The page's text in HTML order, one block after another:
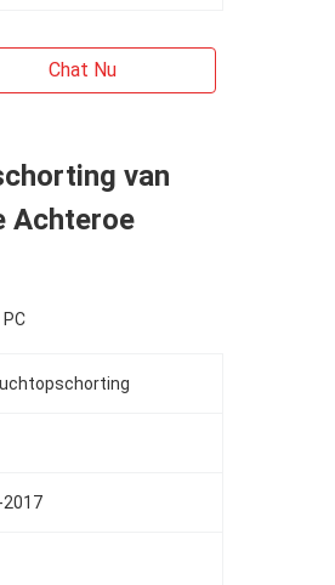
Chat Nu
van
Achteroe
PC
2017